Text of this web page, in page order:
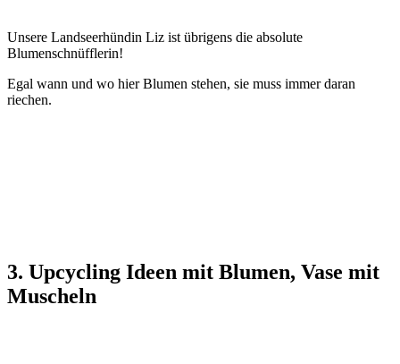
Unsere Landseerhündin Liz ist übrigens die absolute
Blumenschnüfflerin!
Egal wann und wo hier Blumen stehen, sie muss immer daran
riechen.
3. Upcycling Ideen mit Blumen, Vase mit
Muscheln